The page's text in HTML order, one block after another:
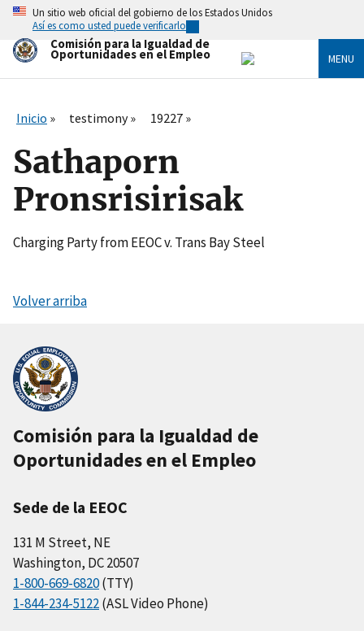
Skip
main
content
Un sitio web oficial del gobierno de los Estados Unidos
Así es como usted puede verificarlo
Comisión para la Igualdad de
Oportunidades en el Empleo MENU
Inicio testimony 19227
Sathaporn
Pronsrisirisak
Charging Party from EEOC v. Trans Bay Steel
Volver arriba
Comisión para la Igualdad de
Oportunidades en el Empleo
Sede de la EEOC
131 M Street, NE
Washington, DC 20507
1-800-669-6820(TTY)
1-844-234-5122(ASL Video Phone)